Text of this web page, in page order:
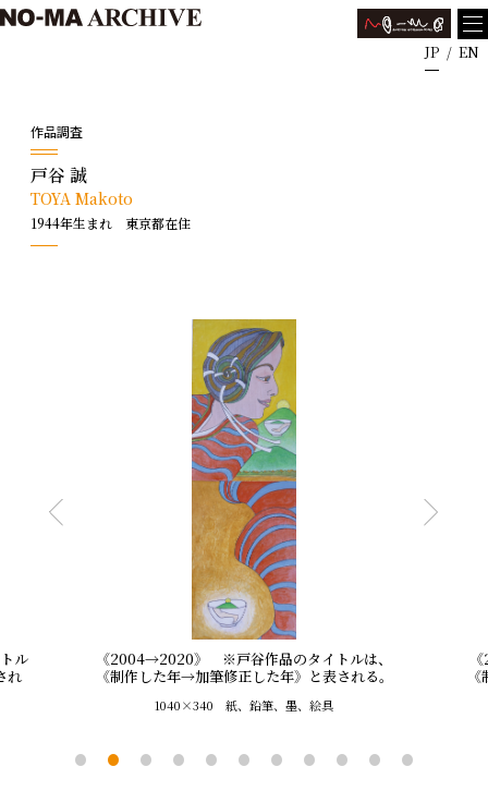
JP EN
作品調査
戸谷 誠
TOYA Makoto
1944年生まれ 東京都在住
ル
れ
《2004→2020》 ※戸谷作品のタイトルは、
《制作した年→加筆修正した年》と表される。
1040×340 紙、鉛筆、墨、絵具